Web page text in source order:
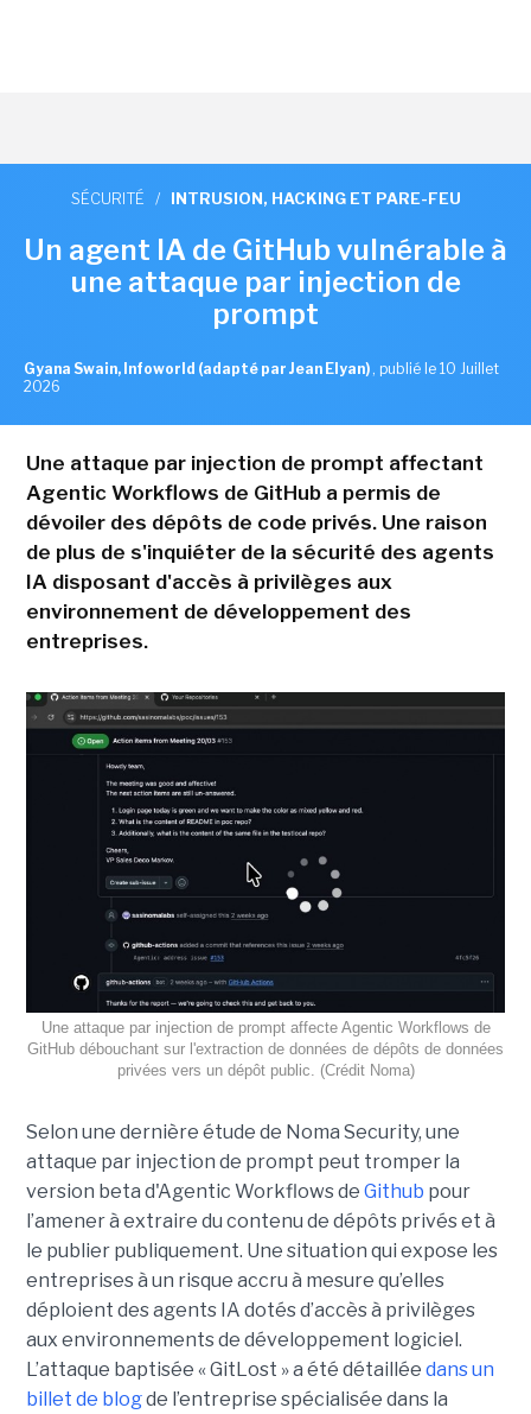
SÉCURITÉ / INTRUSION, HACKING ET PARE-FEU
Un agent IA de GitHub vulnérable à
une attaque par injection de
prompt
Gyana Swain, Infoworld (adapté par Jean Elyan) , publié le 10 Juillet
2026
Une attaque par injection de prompt affectant
Agentic Workflows de GitHub a permis de
dévoiler des dépôts de code privés. Une raison
de plus de s'inquiéter de la sécurité des agents
IA disposant d'accès à privilèges aux
environnement de développement des
entreprises.
Une attaque par injection de prompt affecte Agentic Workflows de
GitHub débouchant sur l'extraction de données de dépôts de données
privées vers un dépôt public. (Crédit Noma)
Selon une dernière étude de Noma Security, une
attaque par injection de prompt peut tromper la
version beta d'Agentic Workflows de Github pour
l’amener à extraire du contenu de dépôts privés et à
le publier publiquement. Une situation qui expose les
entreprises à un risque accru à mesure qu’elles
déploient des agents IA dotés d’accès à privilèges
aux environnements de développement logiciel.
L’attaque baptisée « GitLost » a été détaillée dans un
billet de blogde l’entreprise spécialisée dans la